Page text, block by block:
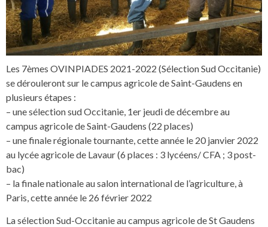
Les 7èmes OVINPIADES 2021-2022 (Sélection Sud Occitanie)
se dérouleront sur le campus agricole de Saint-Gaudens en
plusieurs étapes :
– une sélection sud Occitanie, 1er jeudi de décembre au
campus agricole de Saint-Gaudens (22 places)
– une finale régionale tournante, cette année le 20 janvier 2022
au lycée agricole de Lavaur (6 places : 3 lycéens/ CFA ; 3 post-
bac)
– la finale nationale au salon international de l’agriculture, à
Paris, cette année le 26 février 2022
La sélection Sud-Occitanie au campus agricole de St Gaudens